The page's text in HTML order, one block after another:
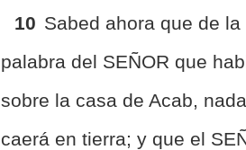
10 Sabed ahora que de la
palabra del SEÑOR que
sobre la casa de Acab, nada
caerá en tierra; y que el